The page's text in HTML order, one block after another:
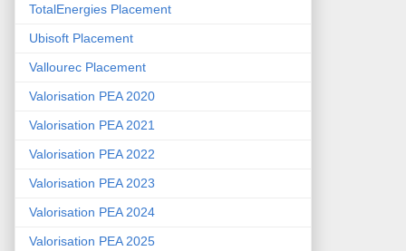
TotalEnergies Placement
Ubisoft Placement
Vallourec Placement
Valorisation PEA 2020
Valorisation PEA 2021
Valorisation PEA 2022
Valorisation PEA 2023
Valorisation PEA 2024
Valorisation PEA 2025